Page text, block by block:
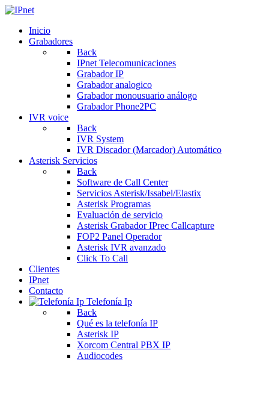
Inicio
Grabadores
Back
IPnet Telecomunicaciones
Grabador IP
Grabador analogico
Grabador monousuario análogo
Grabador Phone2PC
IVR voice
Back
IVR System
IVR Discador (Marcador) Automático
Asterisk Servicios
Back
Software de Call Center
Servicios Asterisk/Issabel/Elastix
Asterisk Programas
Evaluación de servicio
Asterisk Grabador IPrec Callcapture
FOP2 Panel Operador
Asterisk IVR avanzado
Click To Call
Clientes
IPnet
Contacto
Telefonía Ip
Back
Qué es la telefonía IP
Asterisk IP
Xorcom Central PBX IP
Audiocodes